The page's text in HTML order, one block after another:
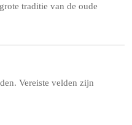
traditie van de oude
Vereiste velden zijn